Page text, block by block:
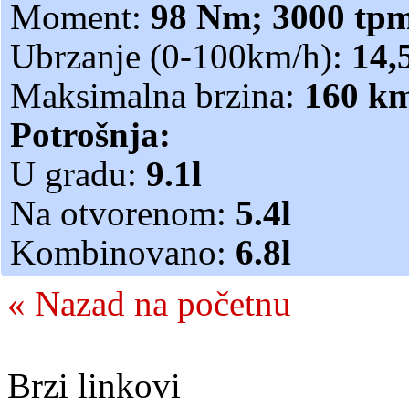
Moment: 98 Nm; 3000
Ubrzanje (0-100km/h):
Maksimalna brzina: 160
Potrošnja:
U gradu: 9.1l
Na otvorenom: 5.4l
Kombinovano: 6.8l
« Nazad na početnu
Brzi linkovi